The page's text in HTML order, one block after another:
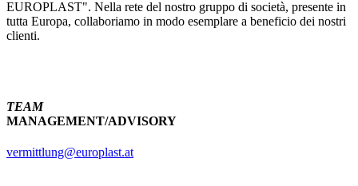
EUROPLAST". Nella rete del nostro gruppo di società, presente in
tutta Europa, collaboriamo in modo esemplare a beneficio dei nostri
clienti.
TEAM
MANAGEMENT/ADVISORY
vermittlung@europlast.at